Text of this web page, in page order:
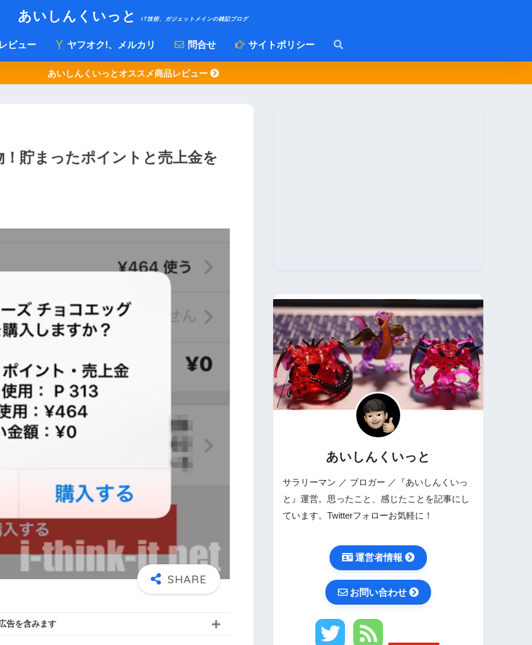
あいしんくいっと IT技術、ガジェットメインの雑記ブログ
ビュー ヤフオク!、メルカリ 問合せ サイトポリシー
あいしんくいっとオススメ商品レビュー
貯まったポイントと売上金を
告を含みます
あいしんくいっと
サラリーマン ／ ブロガー ／『あいしんくいっ
と』運営。思ったこと、感じたことを記事にし
ています。Twitterフォローお気軽に！
運営者情報
お問い合わせ